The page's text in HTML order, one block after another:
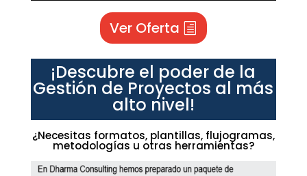
Ver Oferta
¡Descubre el poder de la
Gestión de Proyectos al más
alto nivel!
¿Necesitas formatos, plantillas, flujogramas,
metodologías u otras herramientas?